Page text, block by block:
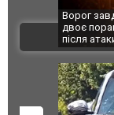
За 2000
склад